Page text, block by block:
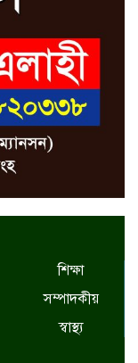
শিক্ষা
সম্পাদকীয়
স্বাস্থ্য